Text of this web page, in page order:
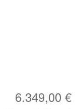
6.349,00 €